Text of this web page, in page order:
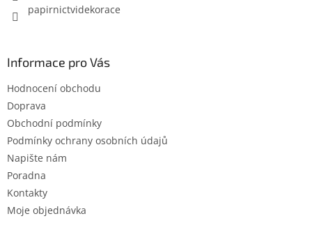
papirnictvidekorace
Informace pro Vás
Hodnocení obchodu
Doprava
Obchodní podmínky
Podmínky ochrany osobních údajů
Napište nám
Poradna
Kontakty
Moje objednávka